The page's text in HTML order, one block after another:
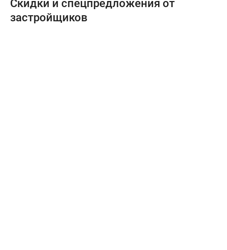
Скидки и спецпредложения от
застройщиков